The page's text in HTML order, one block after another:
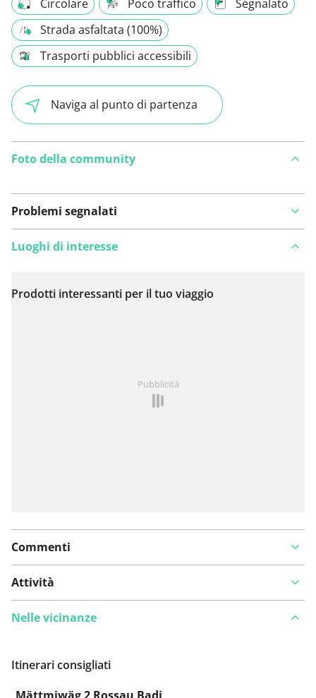
Circolare Poco traffico
Segnalato
Strada asfaltata (100%)
Trasporti pubblici accessibili
Naviga al punto di partenza
Foto della community
Problemi segnalati
Visualizza sulla mappa
Luoghi di interesse
Prodotti interessanti per il tuo viaggio
Pubblicità
Commenti
Attività
Nelle vicinanze
Itinerari consigliati